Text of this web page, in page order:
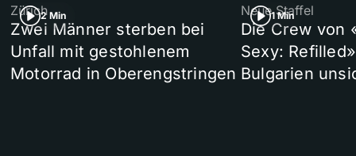
2 Min
Zürich
Zwei Männer sterben bei
Unfall mit gestohlenem
Motorrad in Oberengstringen
1 Min
Neue Staffel
Die Crew von
Sexy:
Bulgarien